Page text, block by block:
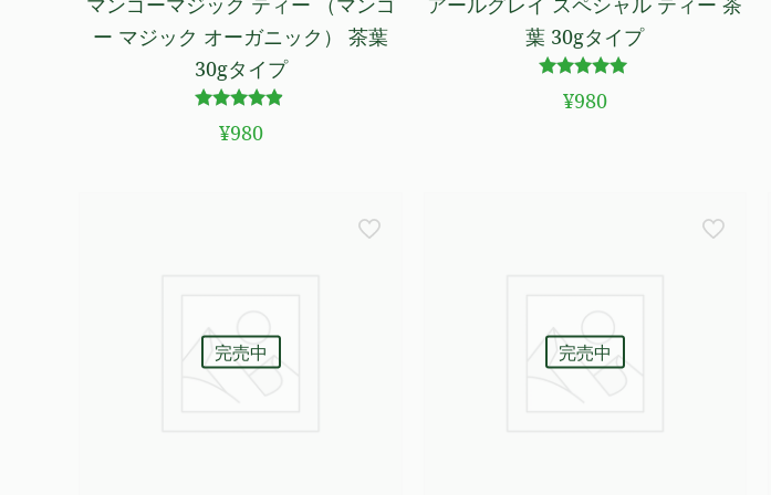
ー マジック オーガニック） 茶葉
30gタイプ
5段階で
4.75
¥980
葉 30gタイプ
5段階で
5.00
¥980
完売中 完売中